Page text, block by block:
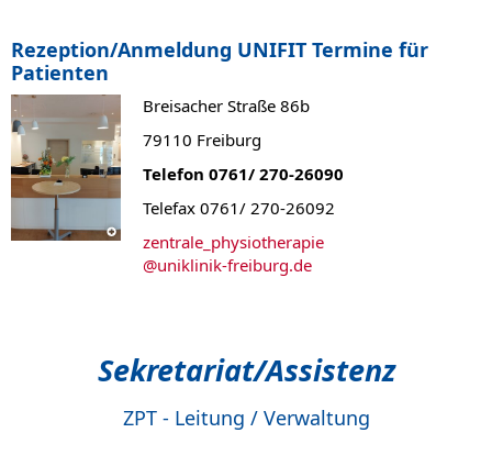
Rezeption/Anmeldung UNIFIT Termine für
Patienten
Breisacher Straße 86b
79110 Freiburg
Telefon 0761/ 270-26090
Telefax 0761/ 270-26092
zentrale_physiotherapie
@uniklinik-freiburg.de
Sekretariat/Assistenz
ZPT - Leitung / Verwaltung